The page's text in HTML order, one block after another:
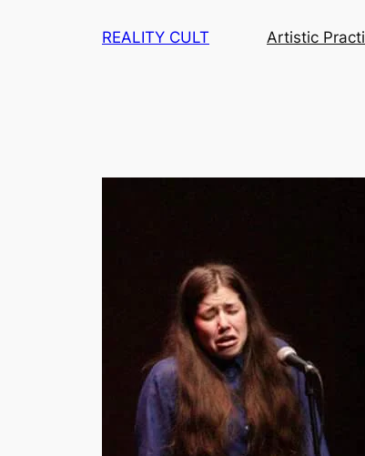
REALITY CULT Artistic